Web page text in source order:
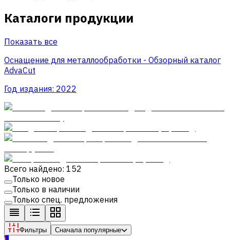
Каталоги продукции
Показать все
Оснащение для металлообработки - Обзорный каталог
AdvaCut
Год издания: 2022
Всего найдено: 152
Только новое
Только в наличии
Только спец. предложения
Фильтры Сначала популярные